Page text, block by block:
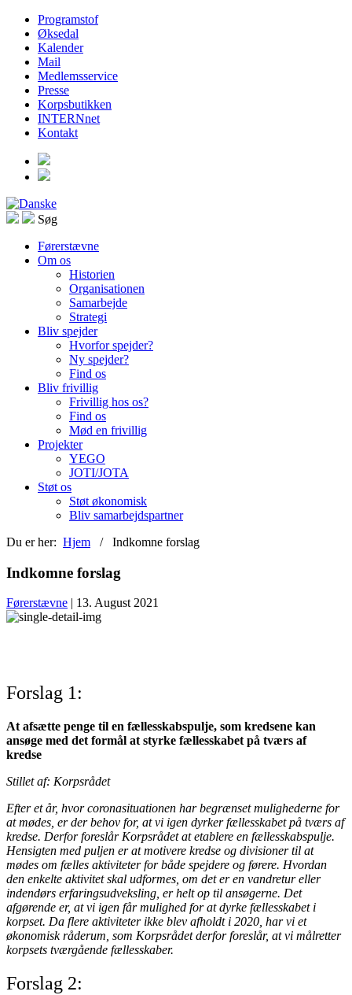
Programstof
Øksedal
Kalender
Mail
Medlemsservice
Presse
Korpsbutikken
INTERNnet
Kontakt
Søg
Førerstævne
Om os
Historien
Organisationen
Samarbejde
Strategi
Bliv spejder
Hvorfor spejder?
Ny spejder?
Find os
Bliv frivillig
Frivillig hos os?
Find os
Mød en frivillig
Projekter
YEGO
JOTI/JOTA
Støt os
Støt økonomisk
Bliv samarbejdspartner
Du er her: Hjem / Indkomne forslag
Indkomne forslag
Førerstævne | 13. August 2021
Forslag 1:
At afsætte penge til en fællesskabspulje, som kredsene kan
ansøge med det formål at styrke fællesskabet på tværs af
kredse
Stillet af: Korpsrådet
Efter et år, hvor coronasituationen har begrænset mulighederne for
at mødes, er der behov for, at vi igen dyrker fællesskabet på tværs af
kredse. Derfor foreslår Korpsrådet at etablere en fællesskabspulje.
Hensigten med puljen er at motivere kredse og divisioner til at
mødes om fælles aktiviteter for både spejdere og førere. Hvordan
den enkelte aktivitet skal udformes, om det er en vandretur eller
indendørs erfaringsudveksling, er helt op til ansøgerne. Det
afgørende er, at vi igen får mulighed for at dyrke fællesskabet i
korpset. Da flere aktiviteter ikke blev afholdt i 2020, har vi et
økonomisk råderum, som Korpsrådet derfor foreslår, at vi målretter
korpsets tværgående fællesskaber.
Forslag 2: